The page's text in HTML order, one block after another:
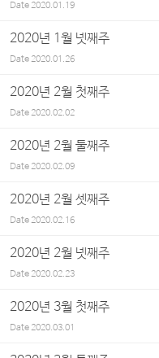
Date2020.01.19
2020년 1월 넷째주
Date2020.01.26
2020년 2월 첫째주
Date2020.02.02
2020년 2월 둘째주
Date2020.02.09
2020년 2월 셋째주
Date2020.02.16
2020년 2월 넷째주
Date2020.02.23
2020년 3월 첫째주
Date2020.03.01